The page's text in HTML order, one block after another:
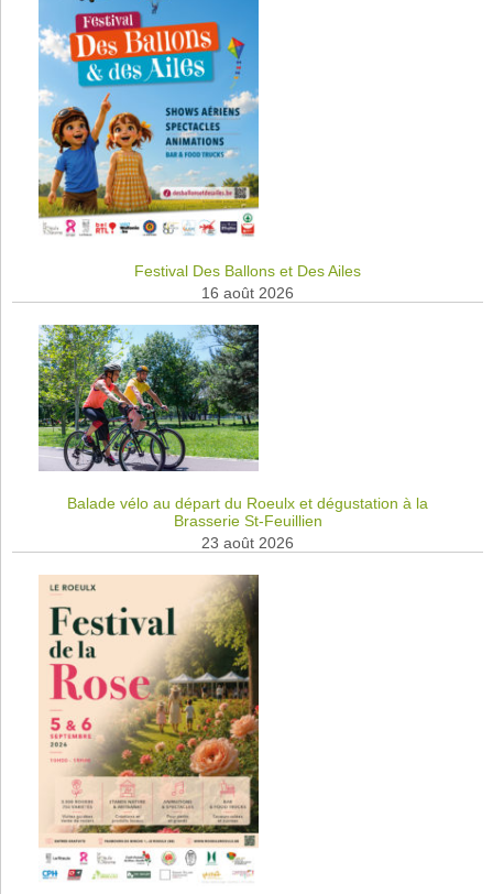
Festival Des Ballons et Des Ailes
16 août 2026
Balade vélo au départ du Roeulx et dégustation à la
Brasserie St-Feuillien
23 août 2026